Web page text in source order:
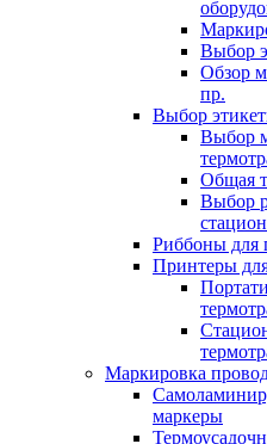
Выбор
Обзор
пр.
Выбор
Выбор
Общая
Выбор
Риббоны для
Принтеры
Маркировка
маркеры